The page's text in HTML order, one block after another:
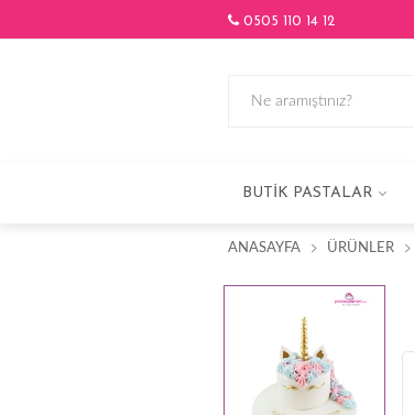
0505 110 14 12
BUTIK PASTALAR
ANASAYFA ÜRÜNLER